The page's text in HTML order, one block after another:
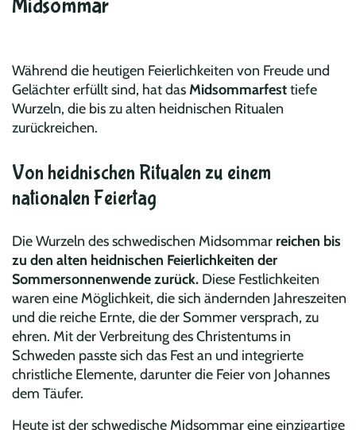
Midsommar
Während die heutigen Feierlichkeiten von Freude und
Gelächter erfüllt sind, hat dasMidsommarfesttiefe
Wurzeln, die bis zu alten heidnischen Ritualen
zurückreichen.
Von heidnischen Ritualen zu einem
nationalen Feiertag
Die Wurzeln des schwedischen Midsommar reichen bis
zu den alten heidnischen Feierlichkeiten der
Sommersonnenwende zurück. Diese Festlichkeiten
waren eine Möglichkeit, die sich ändernden Jahreszeiten
und die reiche Ernte, die der Sommer versprach, zu
ehren. Mit der Verbreitung des Christentums in
Schweden passte sich das Fest an und integrierte
christliche Elemente, darunter die Feier von Johannes
dem Täufer.
Heute ist der schwedische Midsommar eine einzigartige